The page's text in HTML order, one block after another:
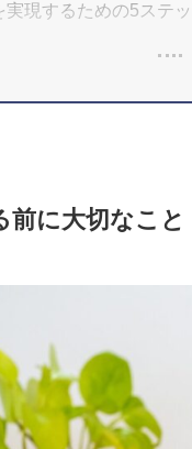
実現するための5ステ
前に大切なこと